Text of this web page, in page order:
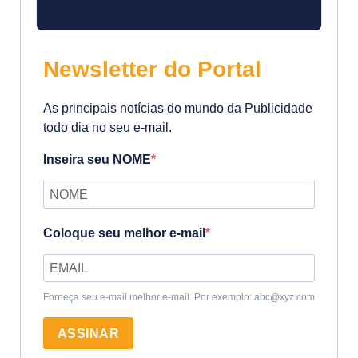
Newsletter do Portal
As principais notícias do mundo da Publicidade
todo dia no seu e-mail.
Inseira seu NOME
Coloque seu melhor e-mail
Forneça seu e-mail melhor e-mail. Por exemplo: abc@xyz.com
ASSINAR